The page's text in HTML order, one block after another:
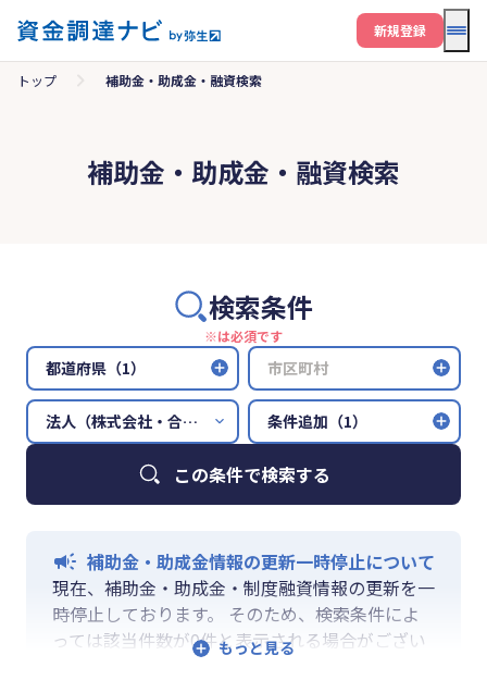
メ
新規登録
トップ 補助金・助成金・融資検索
補助金・助成金・融資検索
検索条件
※は必須です
都道府県（1） 市区町村
条件追加（1）
この条件で検索する
補助金・助成金情報の更新一時停止について
現在、補助金・助成金・制度融資情報の更新を一
時停止しております。 そのため、検索条件によ
っては該当件数が0件と表示される場合がござい
ます。 ご迷惑をおかけしますが、更新再開まで